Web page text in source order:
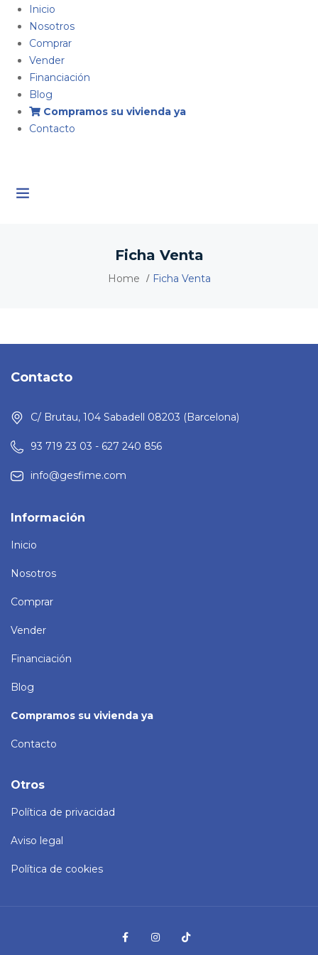
Inicio
Nosotros
Comprar
Vender
Financiación
Blog
Compramos su vivienda ya
Contacto
Ficha Venta
Home Ficha Venta
Contacto
C/ Brutau, 104 Sabadell 08203 (Barcelona)
93 719 23 03 - 627 240 856
info@gesfime.com
Información
Inicio
Nosotros
Comprar
Vender
Financiación
Blog
Compramos su vivienda ya
Contacto
Otros
Política de privacidad
Aviso legal
Política de cookies